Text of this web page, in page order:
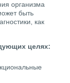
организма
быть
как
целях: